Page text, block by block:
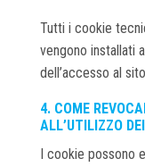
Tutti i cookie
vengono installati
dell’accesso al
4. COME
ALL’UTILIZZO
I cookie possono